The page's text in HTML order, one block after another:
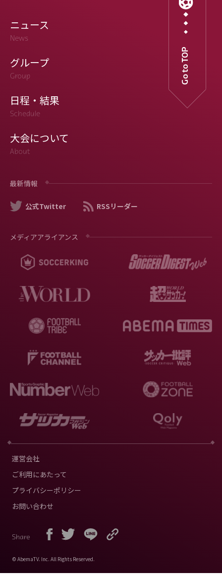
ニュース
News
グループ
Group
日程・結果
Schedule
大会について
About
最新情報
公式Twitter RSSリーダー
メディアアライアンス
Go to TOP
運営会社
ご利用にあたって
プライバシーポリシー
お問い合わせ
Share
© AbemaTV. Inc. All Rights Reserved.